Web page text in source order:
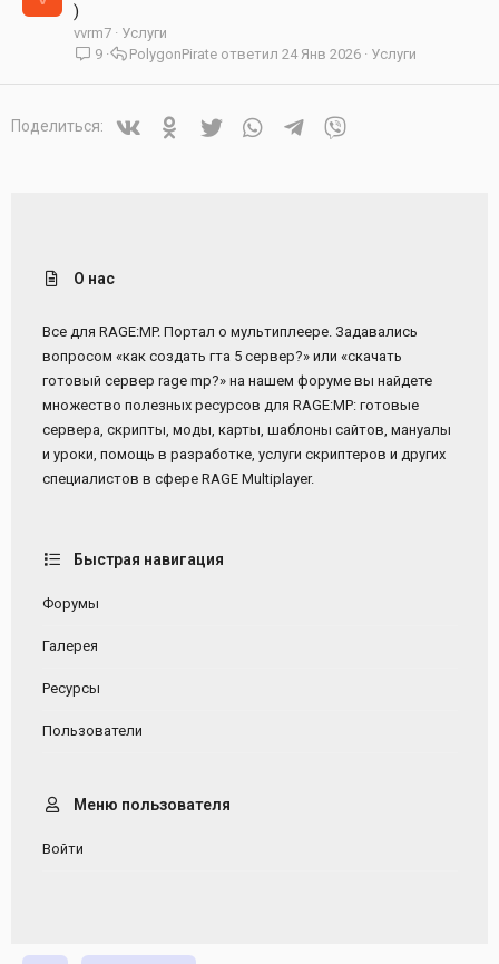
)
vvrm7
Услуги
9
Услуги
24 Янв 2026
PolygonPirate
Поделиться: VkontakteOdnoklassniki
Twitter WhatsAppTelegram
О нас
Все для RAGE:MP. Портал о мультиплеере. Задавались
вопросом «как создать гта 5 сервер?» или «скачать
готовый сервер rage mp?» на нашем форуме вы найдете
множество полезных ресурсов для RAGE:MP: готовые
сервера, скрипты, моды, карты, шаблоны сайтов, мануалы
и уроки, помощь в разработке, услуги скриптеров и других
специалистов в сфере RAGE Multiplayer.
Быстрая навигация
Форумы
Галерея
Ресурсы
Пользователи
Меню пользователя
Войти